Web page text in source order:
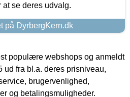
at se deres udvalg.
på DyrbergKern.dk
populære webshops og anmeldt
ud fra bl.a. deres prisniveau,
brugervenlighed,
og betalingsmuligheder.